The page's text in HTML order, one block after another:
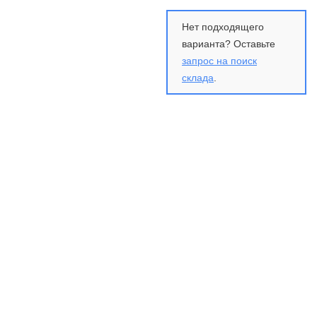
Нет подходящего
варианта? Оставьте
запрос на поиск
склада